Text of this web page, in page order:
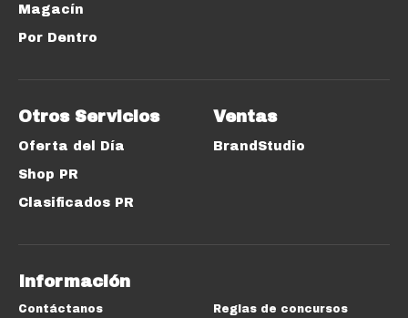
Magacín
Por Dentro
Otros Servicios
Oferta del Día
Shop PR
Clasificados PR
Ventas
BrandStudio
Información
Contáctanos Reglas de concursos